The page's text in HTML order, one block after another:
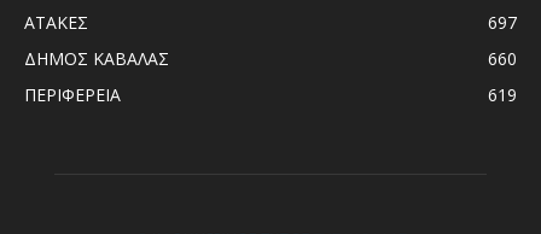
ΑΤΑΚΕΣ
697
ΔΗΜΟΣ ΚΑΒΑΛΑΣ
660
ΠΕΡΙΦΕΡΕΙΑ
619